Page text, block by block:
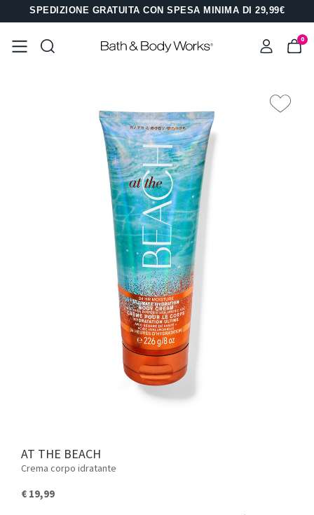
SPEDIZIONE GRATUITA CON SPESA MINIMA DI 29,99€
0
AT THE BEACH
Crema corpo idratante
€ 19,99